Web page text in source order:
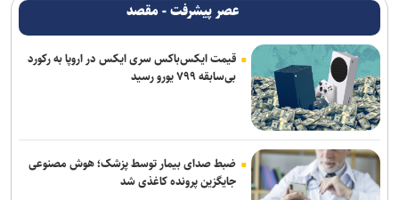
عصر پیشرفت - مقصد
قیمت ایکس‌باکس سری ایکس در اروپا به رکورد
بی‌سابقه ۷۹۹ یورو رسید
ضبط صدای بیمار توسط پزشک؛ هوش مصنوعی
جایگزین پرونده کاغذی شد